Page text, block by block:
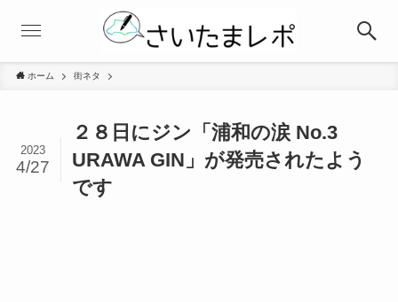
ホーム 街ネタ
２８日にジン「浦和の涙 No.3
URAWA GIN」が発売されたよう
です
2023
4/27